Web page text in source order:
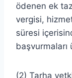
ödenen ek
vergisi,
süresi
(2) Tarha